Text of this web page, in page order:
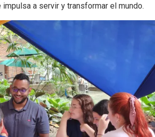
a servir y transformar el mundo.